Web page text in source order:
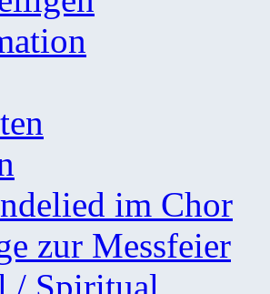
im Chor
zur Messfeier